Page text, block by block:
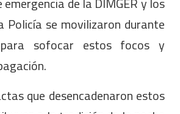
Policía se movilizaron durante
sofocar estos focos y
que desencadenaron estos